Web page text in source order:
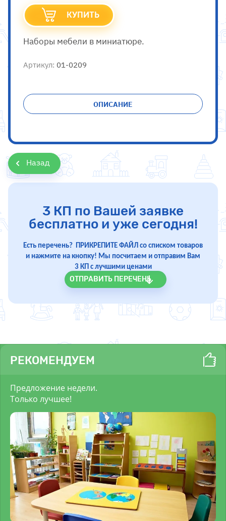
РЕКОМЕНДУЕМ
Предложение недели.
Только лучшее!
КУПИТЬ
Наборы мебели в миниатюре.
Артикул: 01-0209
ОПИСАНИЕ
Назад
3 КП по Вашей заявке
бесплатно и уже сегодня!
Есть перечень? ПРИКРЕПИТЕ ФАЙЛ со списком товаров
и нажмите на кнопку! Мы посчитаем и отправим Вам
3 КП с лучшими ценами
ОТПРАВИТЬ ПЕРЕЧЕНЬ